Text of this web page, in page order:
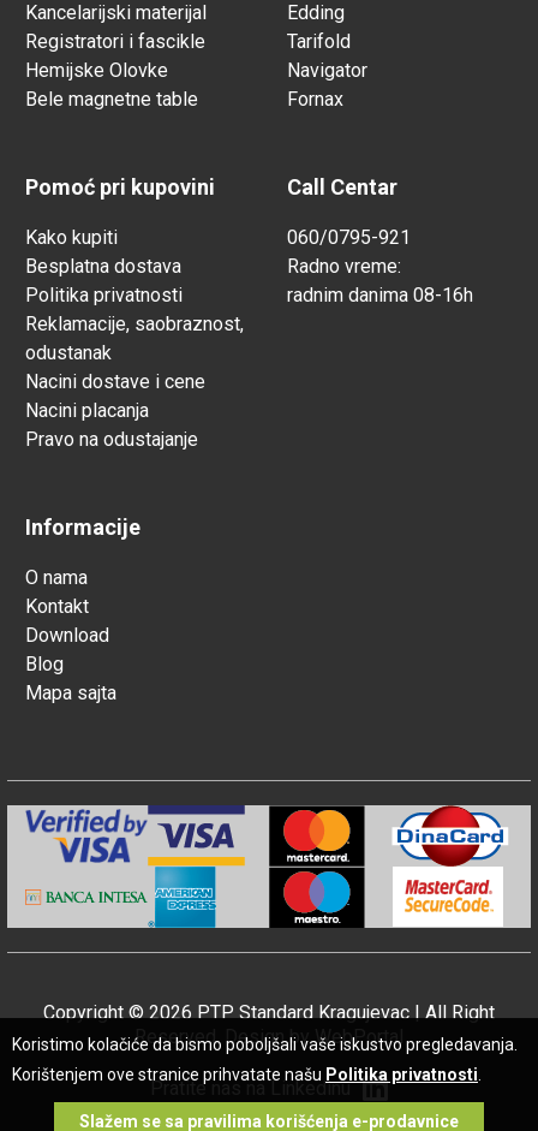
Kancelarijski materijal
Registratori i fascikle
Hemijske Olovke
Bele magnetne table
Edding
Tarifold
Navigator
Fornax
Pomoć pri kupovini
Kako kupiti
Besplatna dostava
Politika privatnosti
Reklamacije, saobraznost,
odustanak
Nacini dostave i cene
Nacini placanja
Pravo na odustajanje
Call Centar
060/0795-921
Radno vreme:
radnim danima 08-16h
Informacije
O nama
Kontakt
Download
Blog
Mapa sajta
Copyright © 2026 PTP Standard Kragujevac | All Right
Reserved. Design byWebPortal
Pratite nas na Linkedinu
Koristimo kolačiće da bismo poboljšali vaše iskustvo pregledavanja.
Korištenjem ove stranice prihvatate našu Politika privatnosti
Slažem se sa pravilima korišćenja e-prodavnice